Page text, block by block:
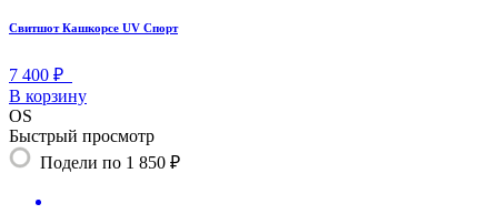
Свитшот Кашкорсе UV Спорт
7 400 ₽
В корзину
OS
Быстрый просмотр
Подели по 1 850 ₽